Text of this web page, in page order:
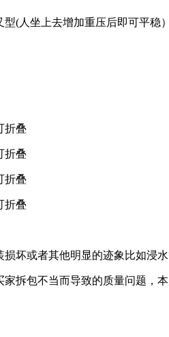
(人坐上去增加重压后即可平稳）
坏或者其他明显的迹象比如浸
拆包不当而导致的质量问题，本